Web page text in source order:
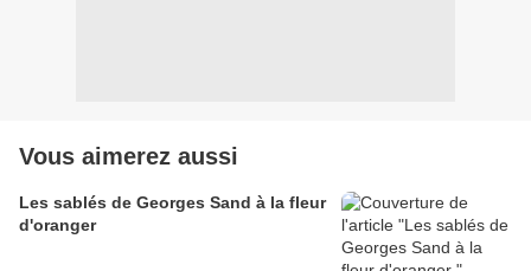
Vous aimerez aussi
Les sablés de Georges Sand à la fleur
d'oranger